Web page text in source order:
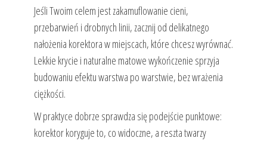
Jeśli Twoim celem jest zakamuflowanie cieni,
przebarwień i drobnych linii, zacznij od delikatnego
nałożenia korektora w miejscach, które chcesz wyrównać.
Lekkie krycie i naturalne matowe wykończenie sprzyja
budowaniu efektu warstwa po warstwie, bez wrażenia
ciężkości.
W praktyce dobrze sprawdza się podejście punktowe:
korektor koryguje to, co widoczne, a reszta twarzy